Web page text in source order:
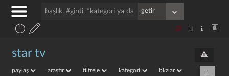
star tv
paylaş araştır filtrele kategori bkzlar 1